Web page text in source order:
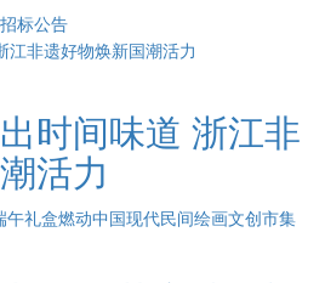
招标公告
时间味道 浙江非
活力